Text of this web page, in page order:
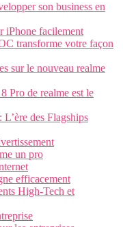
son business en
iPhone facilement
transforme votre façon
sur le nouveau realme
Pro de realme est le
des Flagships
un pro
efficacement
High-Tech et